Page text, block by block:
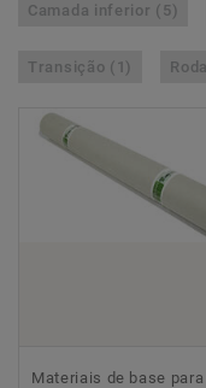
Camada inferior (5)
Transição (1)
Materiais de base para